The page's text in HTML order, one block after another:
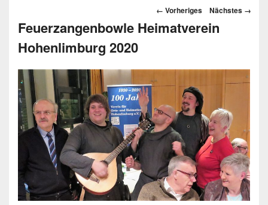
Bilder-
Navigation
← Vorheriges Nächstes →
Feuerzangenbowle Heimatverein
Hohenlimburg 2020